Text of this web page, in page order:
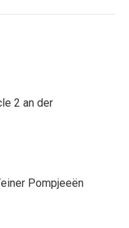
2 an der
Pompjeeën